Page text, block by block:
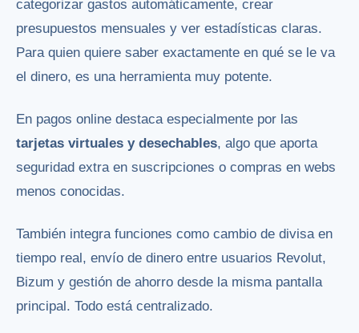
categorizar gastos automáticamente, crear
presupuestos mensuales y ver estadísticas claras.
Para quien quiere saber exactamente en qué se le va
el dinero, es una herramienta muy potente.
En pagos online destaca especialmente por las
tarjetas virtuales y desechables, algo que aporta
seguridad extra en suscripciones o compras en webs
menos conocidas.
También integra funciones como cambio de divisa en
tiempo real, envío de dinero entre usuarios Revolut,
Bizum y gestión de ahorro desde la misma pantalla
principal. Todo está centralizado.